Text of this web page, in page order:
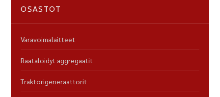
OSASTOT
Varavoimalaitteet
Räätälöidyt aggregaatit
Traktorigeneraattorit